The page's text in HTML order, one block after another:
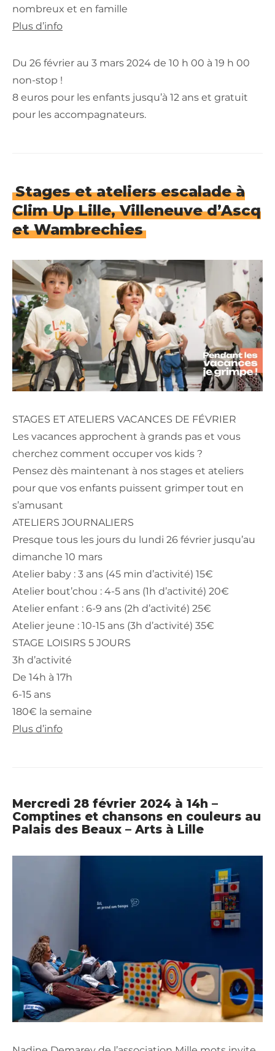
nombreux et en famille
Plus d’info
Du 26 février au 3 mars 2024 de 10 h 00 à 19 h 00
non-stop !
8 euros pour les enfants jusqu’à 12 ans et gratuit
pour les accompagnateurs.
Stages et ateliers escalade à
Clim Up Lille, Villeneuve d’Ascq
et Wambrechies
STAGES ET ATELIERS VACANCES DE FÉVRIER
Les vacances approchent à grands pas et vous
cherchez comment occuper vos kids ?
Pensez dès maintenant à nos stages et ateliers
pour que vos enfants puissent grimper tout en
s’amusant
ATELIERS JOURNALIERS
Presque tous les jours du lundi 26 février jusqu’au
dimanche 10 mars
Atelier baby : 3 ans (45 min d’activité) 15€
Atelier bout’chou : 4-5 ans (1h d’activité) 20€
Atelier enfant : 6-9 ans (2h d’activité) 25€
Atelier jeune : 10-15 ans (3h d’activité) 35€
STAGE LOISIRS 5 JOURS
3h d’activité
De 14h à 17h
6-15 ans
180€ la semaine
Plus d’info
Mercredi 28 février 2024 à 14h –
Comptines et chansons en couleurs au
Palais des Beaux – Arts à Lille